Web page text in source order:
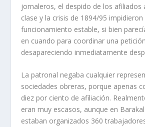
jornaleros, el despido de los afiliados
clase y la crisis de 1894/95 impidieron
funcionamiento estable, si bien
en cuando para coordinar una
desapareciendo inmediata­mente
La patronal ne­gaba cualquier
sociedades obre­ras, porque apenas
diez por ciento de afiliación.
eran muy escasos, aunque en
estaban organizados 360